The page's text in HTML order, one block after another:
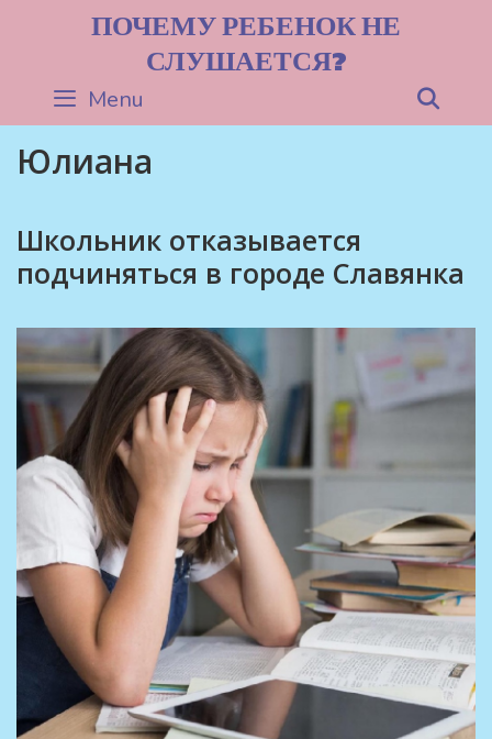
ПОЧЕМУ РЕБЕНОК НЕ
СЛУШАЕТСЯ?
Menu
Юлиана
Школьник отказывается
подчиняться в городе Славянка